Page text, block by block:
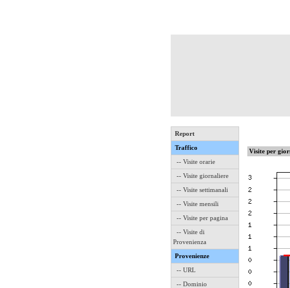
Report
Traffico
-- Visite orarie
-- Visite giornaliere
-- Visite settimanali
-- Visite mensili
-- Visite per pagina
-- Visite di
Provenienza
Provenienze
-- URL
-- Dominio
Visite per